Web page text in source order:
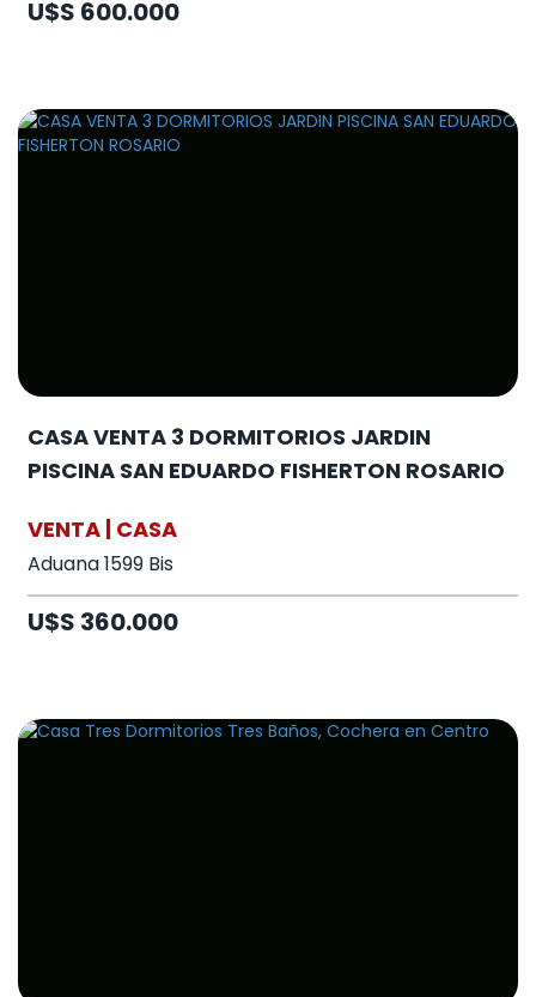
U$S 600.000
CASA VENTA 3 DORMITORIOS JARDIN
PISCINA SAN EDUARDO FISHERTON ROSARIO
VENTA | CASA
Aduana 1599 Bis
U$S 360.000